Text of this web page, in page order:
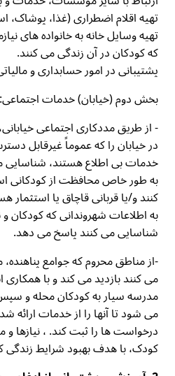
تهیه اقلام اضطراری (غذا، پوشاک،
تهیه وسایل خانه به خانواده های
که کودکان در آن زندگی می کنند.
پشتیبانی در امور حسابداری و
بخش دوم (خیابان) خدمات اجتماعی:
- از طریق مددکاری اجتماعی
در خیابان را که عموماً غیرقابل
خدمات بی اطلاع هستند،
به طور خاص محافظت از کودکانی
کنند و/یا قربانی قاچاق یا
به اطلاعات شهروندانی که کودکان و
شناسایی می کنند پاسخ می دهد.
-از مناطق محروم که جوامع
می کنند بازدید می کند و با
مدرسه سیار به کودکان محله و
درخواست ها را ثبت کند. ،
کودک، با هدف بهبود شرایط